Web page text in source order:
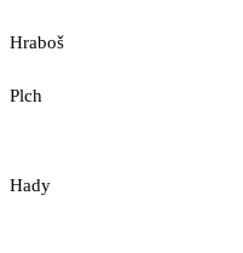
Hraboš
Plch
Hady